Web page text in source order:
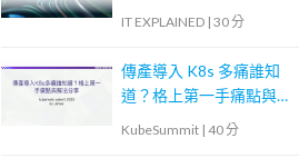
力—如何建構最高性價比
IT EXPLAINED | 30 分
傳產導入 K8s 多痛誰知
道？格上第一手痛點與解
KubeSummit | 40 分